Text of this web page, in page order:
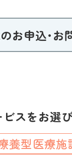
お申込･お
スをお選
養型医療施